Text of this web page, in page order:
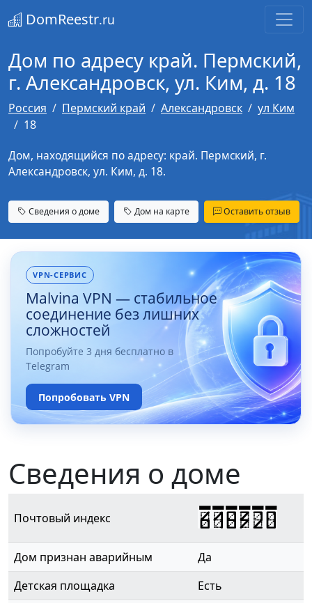
DomReestr.ru
Дом по адресу край. Пермский,
г. Александровск, ул. Ким, д. 18
Россия Пермский край Александровск
ул Ким
18
Дом, находящийся по адресу: край. Пермский, г.
Александровск, ул. Ким, д. 18.
Сведения о доме Дом на карте Оставить отзыв
VPN-СЕРВИС
Malvina VPN — стабильное
соединение без лишних
сложностей
Попробуйте 3 дня бесплатно в
Telegram
Попробовать VPN
Сведения о доме
Почтовый индекс 618320
Дом признан аварийным
Да
Детская площадка
Есть